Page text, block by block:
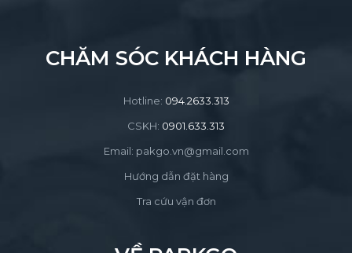
CHĂM SÓC KHÁCH HÀNG
Hotline: 094.2633.313
CSKH: 0901.633.313
Email: pakgo.vn@gmail.com
Hướng dẫn đặt hàng
Tra cứu vận đơn